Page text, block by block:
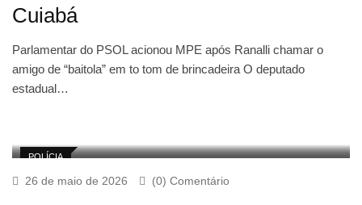
Cuiabá
Parlamentar do PSOL acionou MPE após Ranalli chamar o
amigo de “baitola” em to tom de brincadeira O deputado
estadual…
POLÍCIA
26 de maio de 2026 (0) Comentário